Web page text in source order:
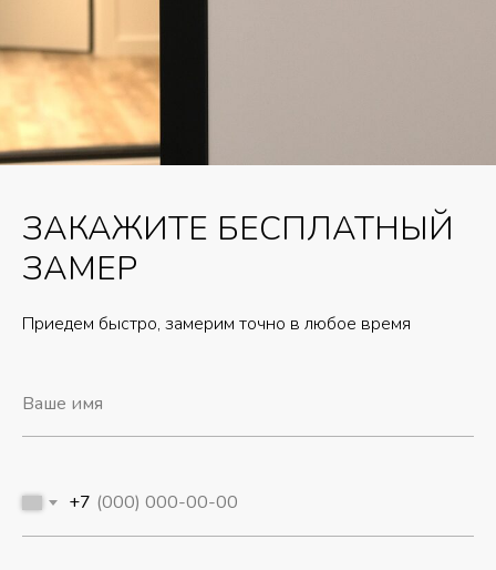
ЗАКАЖИТЕ БЕСПЛАТНЫЙ
ЗАМЕР
Приедем быстро, замерим точно в любое время
+7